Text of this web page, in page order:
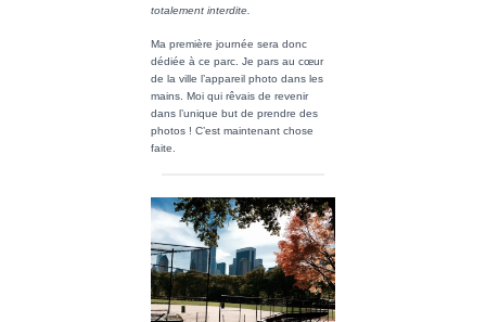
totalement interdite.
Ma première journée sera donc
dédiée à ce parc. Je pars au cœur
de la ville l’appareil photo dans les
mains. Moi qui rêvais de revenir
dans l’unique but de prendre des
photos ! C’est maintenant chose
faite.